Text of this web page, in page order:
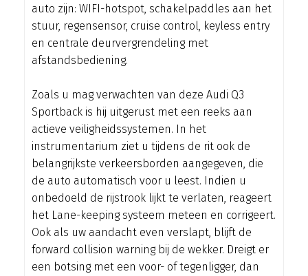
auto zijn: WIFI-hotspot, schakelpaddles aan het
stuur, regensensor, cruise control, keyless entry
en centrale deurvergrendeling met
afstandsbediening.
Zoals u mag verwachten van deze Audi Q3
Sportback is hij uitgerust met een reeks aan
actieve veiligheidssystemen. In het
instrumentarium ziet u tijdens de rit ook de
belangrijkste verkeersborden aangegeven, die
de auto automatisch voor u leest. Indien u
onbedoeld de rijstrook lijkt te verlaten, reageert
het Lane-keeping systeem meteen en corrigeert.
Ook als uw aandacht even verslapt, blijft de
forward collision warning bij de wekker. Dreigt er
een botsing met een voor- of tegenligger, dan